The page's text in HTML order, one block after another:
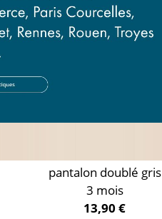
pantalon doublé gris
3 mois
13,90 €